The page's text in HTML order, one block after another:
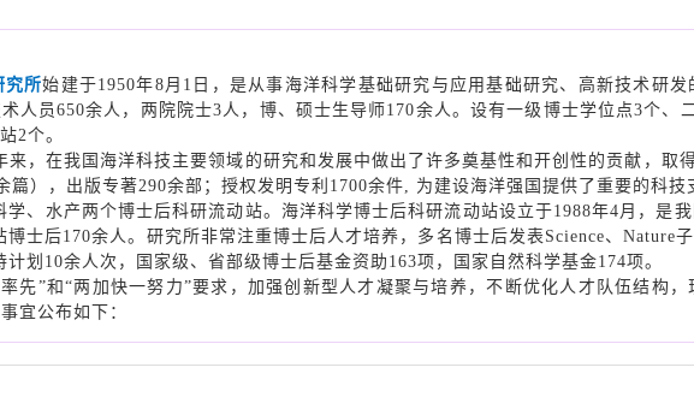
究所始建于1950年8月1日，是从事海洋科学基础研究与应用基础研究、高新技术研
人员650余人，两院院士3人，博、硕士生导师170余人。设有一级博士学位点3个、
2个。
在我国海洋科技主要领域的研究和发展中做出了许多奠基性和开创性的贡献，取
篇），出版专著290余部；授权发明专利1700余件, 为建设海洋强国提供了重要的科技
水产两个博士后科研流动站。海洋科学博士后科研流动站设立于1988年4月，是
博士后170余人。研究所非常注重博士后人才培养，多名博士后发表Science、Nature
计划10余人次，国家级、省部级博士后基金资助163项，国家自然科学基金174项。
”和“两加快一努力”要求，加强创新型人才凝聚与培养，不断优化人才队伍结构，
宜公布如下：